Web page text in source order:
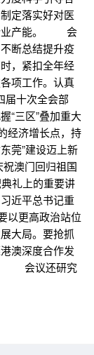
定落实好对医
企业产能。 会
断总结提升疫
，紧扣全年经
项工作。认真
届十次全会部
“三区”叠加重大
经济增长点，持
莞”建设迈上新
澳门回归祖国
礼上的重要讲
近平总书记重
以更高政治站位
大局。要抢抓
澳深度合作发
。 会议还研究